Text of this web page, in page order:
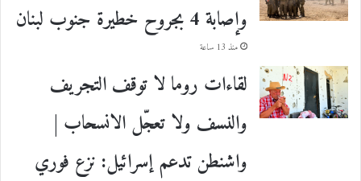
وإصابة 4 بجروح خطيرة جنوب لبنان
منذ 13 ساعة
لقاءات روما لا توقف التجريف
والنسف ولا تعجّل الانسحاب |
واشنطن تدعم إسرائيل: نزع فوري